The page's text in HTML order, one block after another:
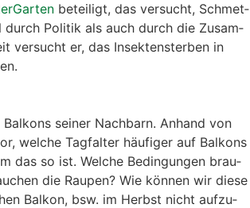
betei­ligt, das ver­sucht, Schmet­
Poli­tik als auch durch die Zusam­
ver­sucht er, das Insek­ten­ster­ben in
sei­ner Nach­barn. Anhand von
wel­che Tag­fal­ter häu­fi­ger auf Bal­kons
das so ist. Wel­che Bedin­gun­gen brau­
die Rau­pen? Wie kön­nen wir die­se
Bal­kon, bsw. im Herbst nicht auf­zu­